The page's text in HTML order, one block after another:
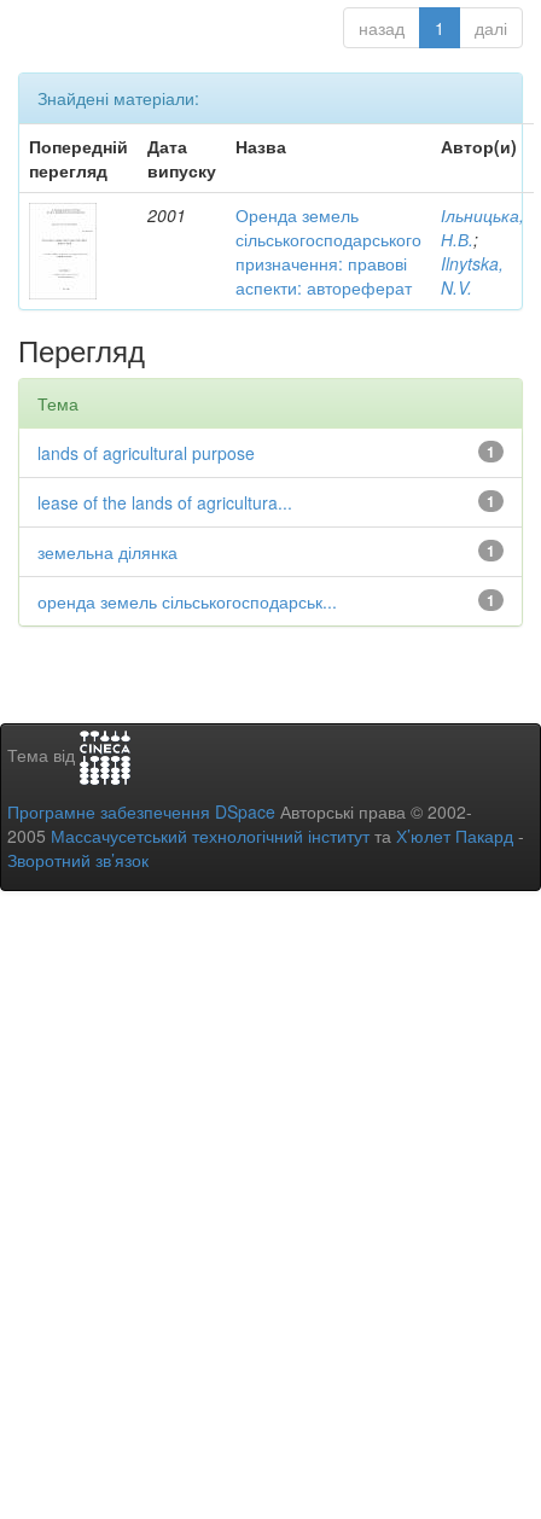
назад 1 далі
Знайдені матеріали:
Попередній
перегляд
Дата
випуску
Назва Автор(и)
2001
Оренда земель
сільськогосподарського
призначення: правові
аспекти: автореферат
Ільницька,
Н.В.;
Ilnytska,
N.V.
Перегляд
Тема
1
lands of agricultural purpose
1
lease of the lands of agricultura...
1
земельна ділянка
1
оренда земель сільськогосподарськ...
Тема від
Програмне забезпечення DSpace Авторські права © 2002-
2005 Массачусетський технологічний інститутта Х’юлет Пакард -
Зворотний зв’язок